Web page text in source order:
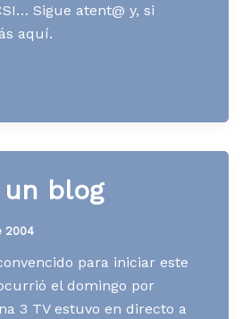
Sigue atent@ y, si
aquí.
blog
2004
para iniciar este
el domingo por
3 TV estuvo en directo a